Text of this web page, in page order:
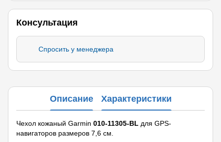
Консультация
Спросить у менеджера
Описание Характеристики
Чехол кожаный Garmin 010-11305-BL для GPS-
навигаторов paзмepoв 7,6 см.